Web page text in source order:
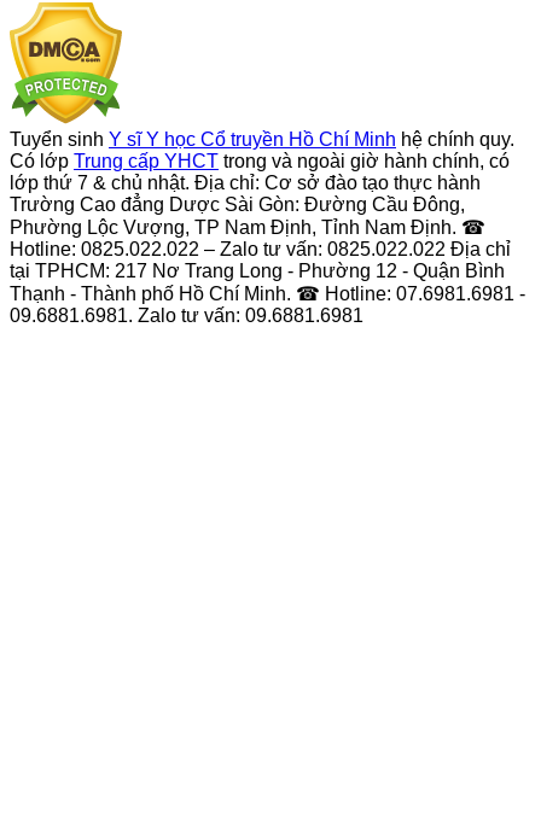
Tuyển sinh Y sĩ Y học Cổ truyền Hồ Chí Minh hệ chính quy.
Có lớp Trung cấp YHCT trong và ngoài giờ hành chính, có
lớp thứ 7 & chủ nhật. Địa chỉ: Cơ sở đào tạo thực hành
Trường Cao đẳng Dược Sài Gòn: Đường Cầu Đông,
Phường Lộc Vượng, TP Nam Định, Tỉnh Nam Định. ☎
Hotline: 0825.022.022 – Zalo tư vấn: 0825.022.022 Địa chỉ
tại TPHCM: 217 Nơ Trang Long - Phường 12 - Quận Bình
Thạnh - Thành phố Hồ Chí Minh. ☎ Hotline: 07.6981.6981 -
09.6881.6981. Zalo tư vấn: 09.6881.6981